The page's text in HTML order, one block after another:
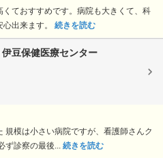
ておすすめです。病院も大きくて、科
出来ます。 続きを読む
伊豆保健医療センター
規模は小さい病院ですが、看護師さんク
ず診察の最後... 続きを読む